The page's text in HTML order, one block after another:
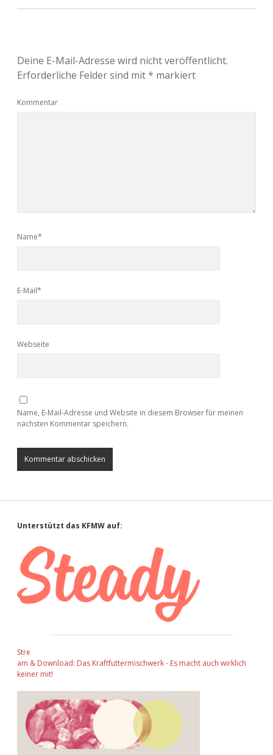
Deine E-Mail-Adresse wird nicht veröffentlicht.
Erforderliche Felder sind mit* markiert
Kommentar
Name*
E-Mail*
Webseite
Name, E-Mail-Adresse und Website in diesem Browser für meinen
nächsten Kommentar speichern.
Sidebar
Unterstützt das KFMW auf:
Stre
am & Download: Das Kraftfuttermischwerk - Es macht auch wirklich
keiner mit!